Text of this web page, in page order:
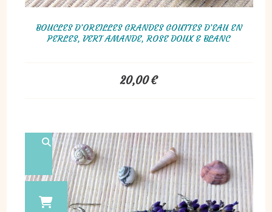
BOUCLES D’OREILLES GRANDES GOUTTES D’EAU EN
PERLES, VERT AMANDE, ROSE DOUX & BLANC
20,00€